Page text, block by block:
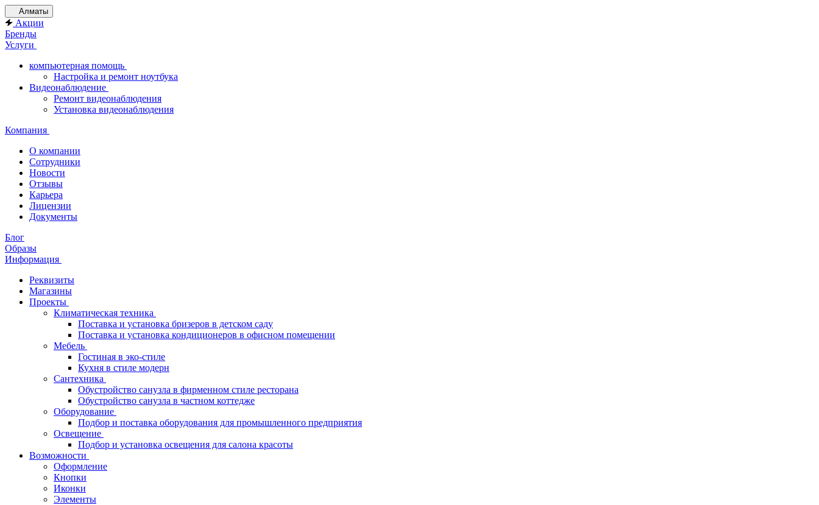
Алматы
Акции
Бренды
Услуги
компьютерная помощь
Настройка и ремонт ноутбука
Видеонаблюдение
Ремонт видеонаблюдения
Установка видеонаблюдения
Компания
О компании
Сотрудники
Новости
Отзывы
Карьера
Лицензии
Документы
Блог
Образы
Информация
Реквизиты
Магазины
Проекты
Климатическая техника
Поставка и установка бризеров в детском саду
Поставка и установка кондиционеров в офисном помещении
Мебель
Гостиная в эко-стиле
Кухня в стиле модерн
Сантехника
Обустройство санузла в фирменном стиле ресторана
Обустройство санузла в частном коттедже
Оборудование
Подбор и поставка оборудования для промышленного предприятия
Освещение
Подбор и установка освещения для салона красоты
Возможности
Оформление
Кнопки
Иконки
Элементы